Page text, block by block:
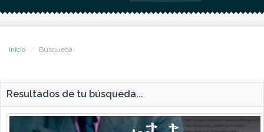
Inicio Búsqueda
Resultados de tu búsqueda...